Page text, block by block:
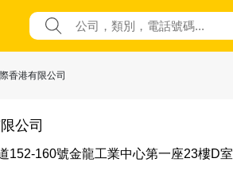
香港有限公司
公司
152-160號金龍工業中心第一座23樓D室